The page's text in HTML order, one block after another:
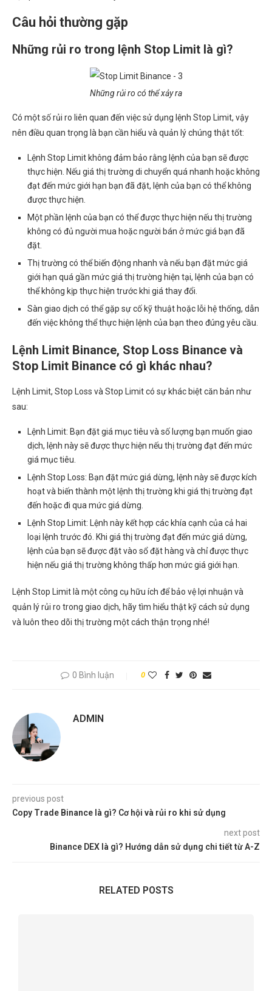
Câu hỏi thường gặp
Những rủi ro trong lệnh Stop Limit là gì?
Những rủi ro có thể xảy ra
Có một số rủi ro liên quan đến việc sử dụng lệnh Stop Limit, vậy
nên điều quan trọng là bạn cần hiểu và quản lý chúng thật tốt:
Lệnh Stop Limit không đảm bảo rằng lệnh của bạn sẽ được
thực hiện. Nếu giá thị trường di chuyển quá nhanh hoặc không
đạt đến mức giới hạn bạn đã đặt, lệnh của bạn có thể không
được thực hiện.
Một phần lệnh của bạn có thể được thực hiện nếu thị trường
không có đủ người mua hoặc người bán ở mức giá bạn đã
đặt.
Thị trường có thể biến động nhanh và nếu bạn đặt mức giá
giới hạn quá gần mức giá thị trường hiện tại, lệnh của bạn có
thể không kịp thực hiện trước khi giá thay đổi.
Sàn giao dịch có thể gặp sự cố kỹ thuật hoặc lỗi hệ thống, dẫn
đến việc không thể thực hiện lệnh của bạn theo đúng yêu cầu.
Lệnh Limit Binance, Stop Loss Binance và
Stop Limit Binance có gì khác nhau?
Lệnh Limit, Stop Loss và Stop Limit có sự khác biệt căn bản như
sau:
Lệnh Limit: Bạn đặt giá mục tiêu và số lượng bạn muốn giao
dịch, lệnh này sẽ được thực hiện nếu thị trường đạt đến mức
giá mục tiêu.
Lệnh Stop Loss: Bạn đặt mức giá dừng, lệnh này sẽ được kích
hoạt và biến thành một lệnh thị trường khi giá thị trường đạt
đến hoặc đi qua mức giá dừng.
Lệnh Stop Limit: Lệnh này kết hợp các khía cạnh của cả hai
loại lệnh trước đó. Khi giá thị trường đạt đến mức giá dừng,
lệnh của bạn sẽ được đặt vào sổ đặt hàng và chỉ được thực
hiện nếu giá thị trường không thấp hơn mức giá giới hạn.
Lệnh Stop Limit là một công cụ hữu ích để bảo vệ lợi nhuận và
quản lý rủi ro trong giao dịch, hãy tìm hiểu thật kỹ cách sử dụng
và luôn theo dõi thị trường một cách thận trọng nhé!
0 Bình luận 0
ADMIN
previous post
Copy Trade Binance là gì? Cơ hội và rủi ro khi sử dụng
next post
Binance DEX là gì? Hướng dẫn sử dụng chi tiết từ A-Z
RELATED POSTS